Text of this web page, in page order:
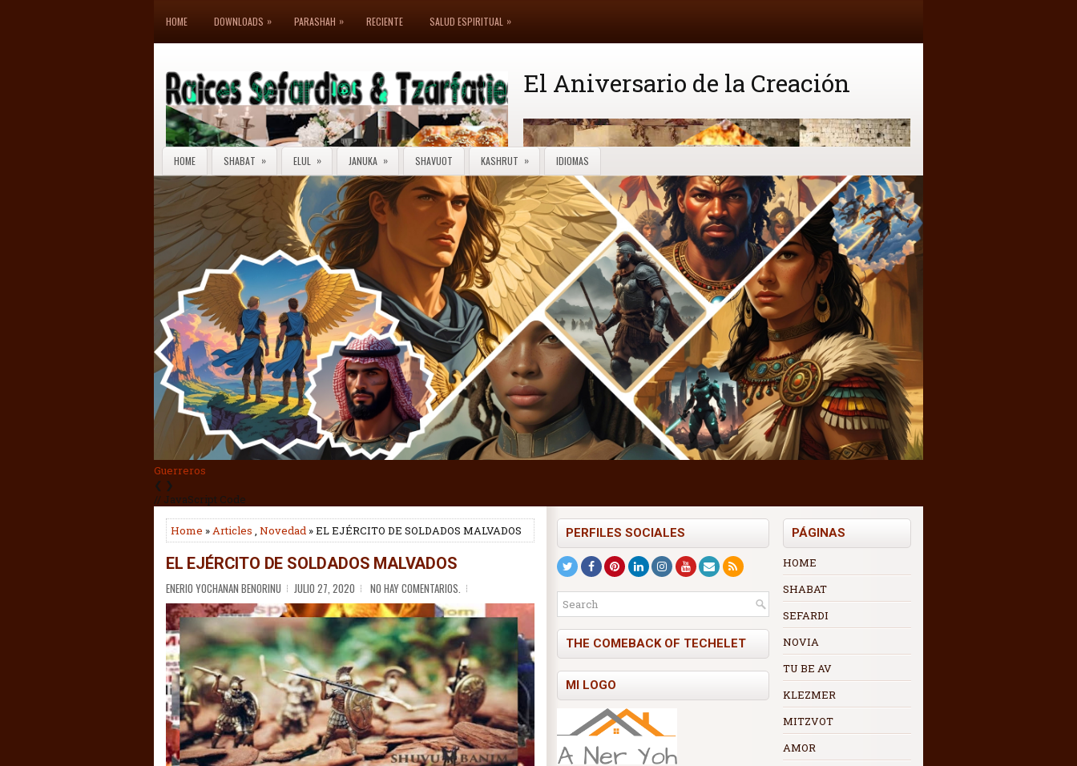
HOME DOWNLOADS » PARASHAH » RECIENTE SALUD ESPIRITUAL »
El Aniversario de la Creación
HOME SHABAT » ELUL » JANUKA » SHAVUOT KASHRUT » IDIOMAS
Tisha BeAv
❮ ❯
// JavaScript Code
Home »Articles , Novedad » EL EJÉRCITO DE SOLDADOS MALVADOS
EL EJÉRCITO DE SOLDADOS MALVADOS
ENERIO YOCHANAN BENORINU JULIO 27, 2020 NO HAY COMENTARIOS.
PERFILES SOCIALES
THE COMEBACK OF TECHELET
MI LOGO
PÁGINAS
HOME
SHABAT
SEFARDI
NOVIA
TU BE AV
KLEZMER
MITZVOT
AMOR